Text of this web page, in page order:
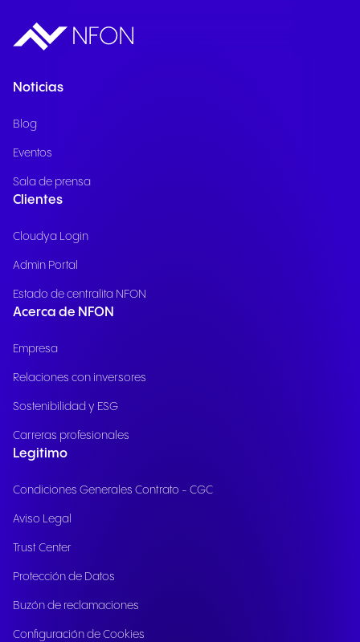
Noticias
Blog
Eventos
Sala de prensa
Clientes
Cloudya Login
Admin Portal
Estado de centralita NFON
Acerca de NFON
Empresa
Relaciones con inversores
Sostenibilidad y ESG
Carreras profesionales
Legitimo
Condiciones Generales Contrato - CGC
Aviso Legal
Trust Center
Protección de Datos
Buzón de reclamaciones
Configuración de Cookies